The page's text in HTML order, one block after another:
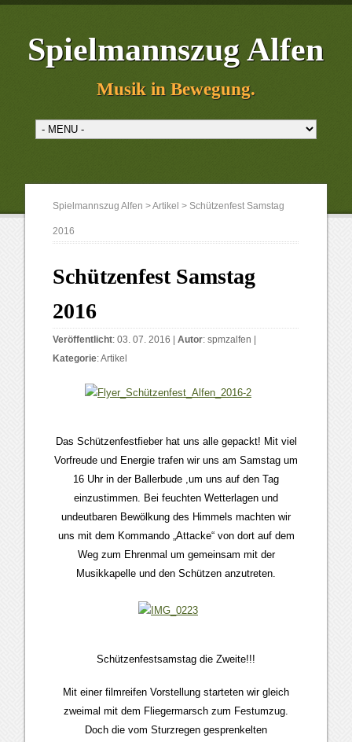
Spielmannszug Alfen
Musik in Bewegung.
Spielmannszug Alfen >Artikel > Schützenfest Samstag
2016
Schützenfest Samstag
2016
Veröffentlicht: 03. 07. 2016 |Autor:spmzalfen
Kategorie:Artikel
Das Schützenfestfieber hat uns alle gepackt! Mit viel
Vorfreude und Energie trafen wir uns am Samstag um
16 Uhr in der Ballerbude ,um uns auf den Tag
einzustimmen. Bei feuchten Wetterlagen und
undeutbaren Bewölkung des Himmels machten wir
uns mit dem Kommando „Attacke“ von dort auf dem
Weg zum Ehrenmal um gemeinsam mit der
Musikkapelle und den Schützen anzutreten.
Schützenfestsamstag die Zweite!!!
Mit einer filmreifen Vorstellung starteten wir gleich
zweimal mit dem Fliegermarsch zum Festumzug.
Doch die vom Sturzregen gesprenkelten